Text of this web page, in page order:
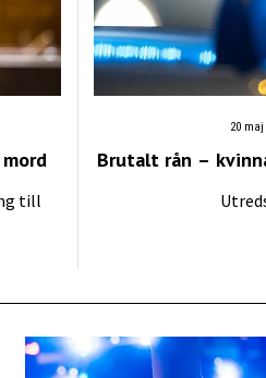
till
20 maj
Brutalt rån –